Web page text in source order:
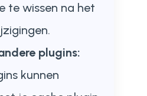
te wissen na het
plugins:
kunnen